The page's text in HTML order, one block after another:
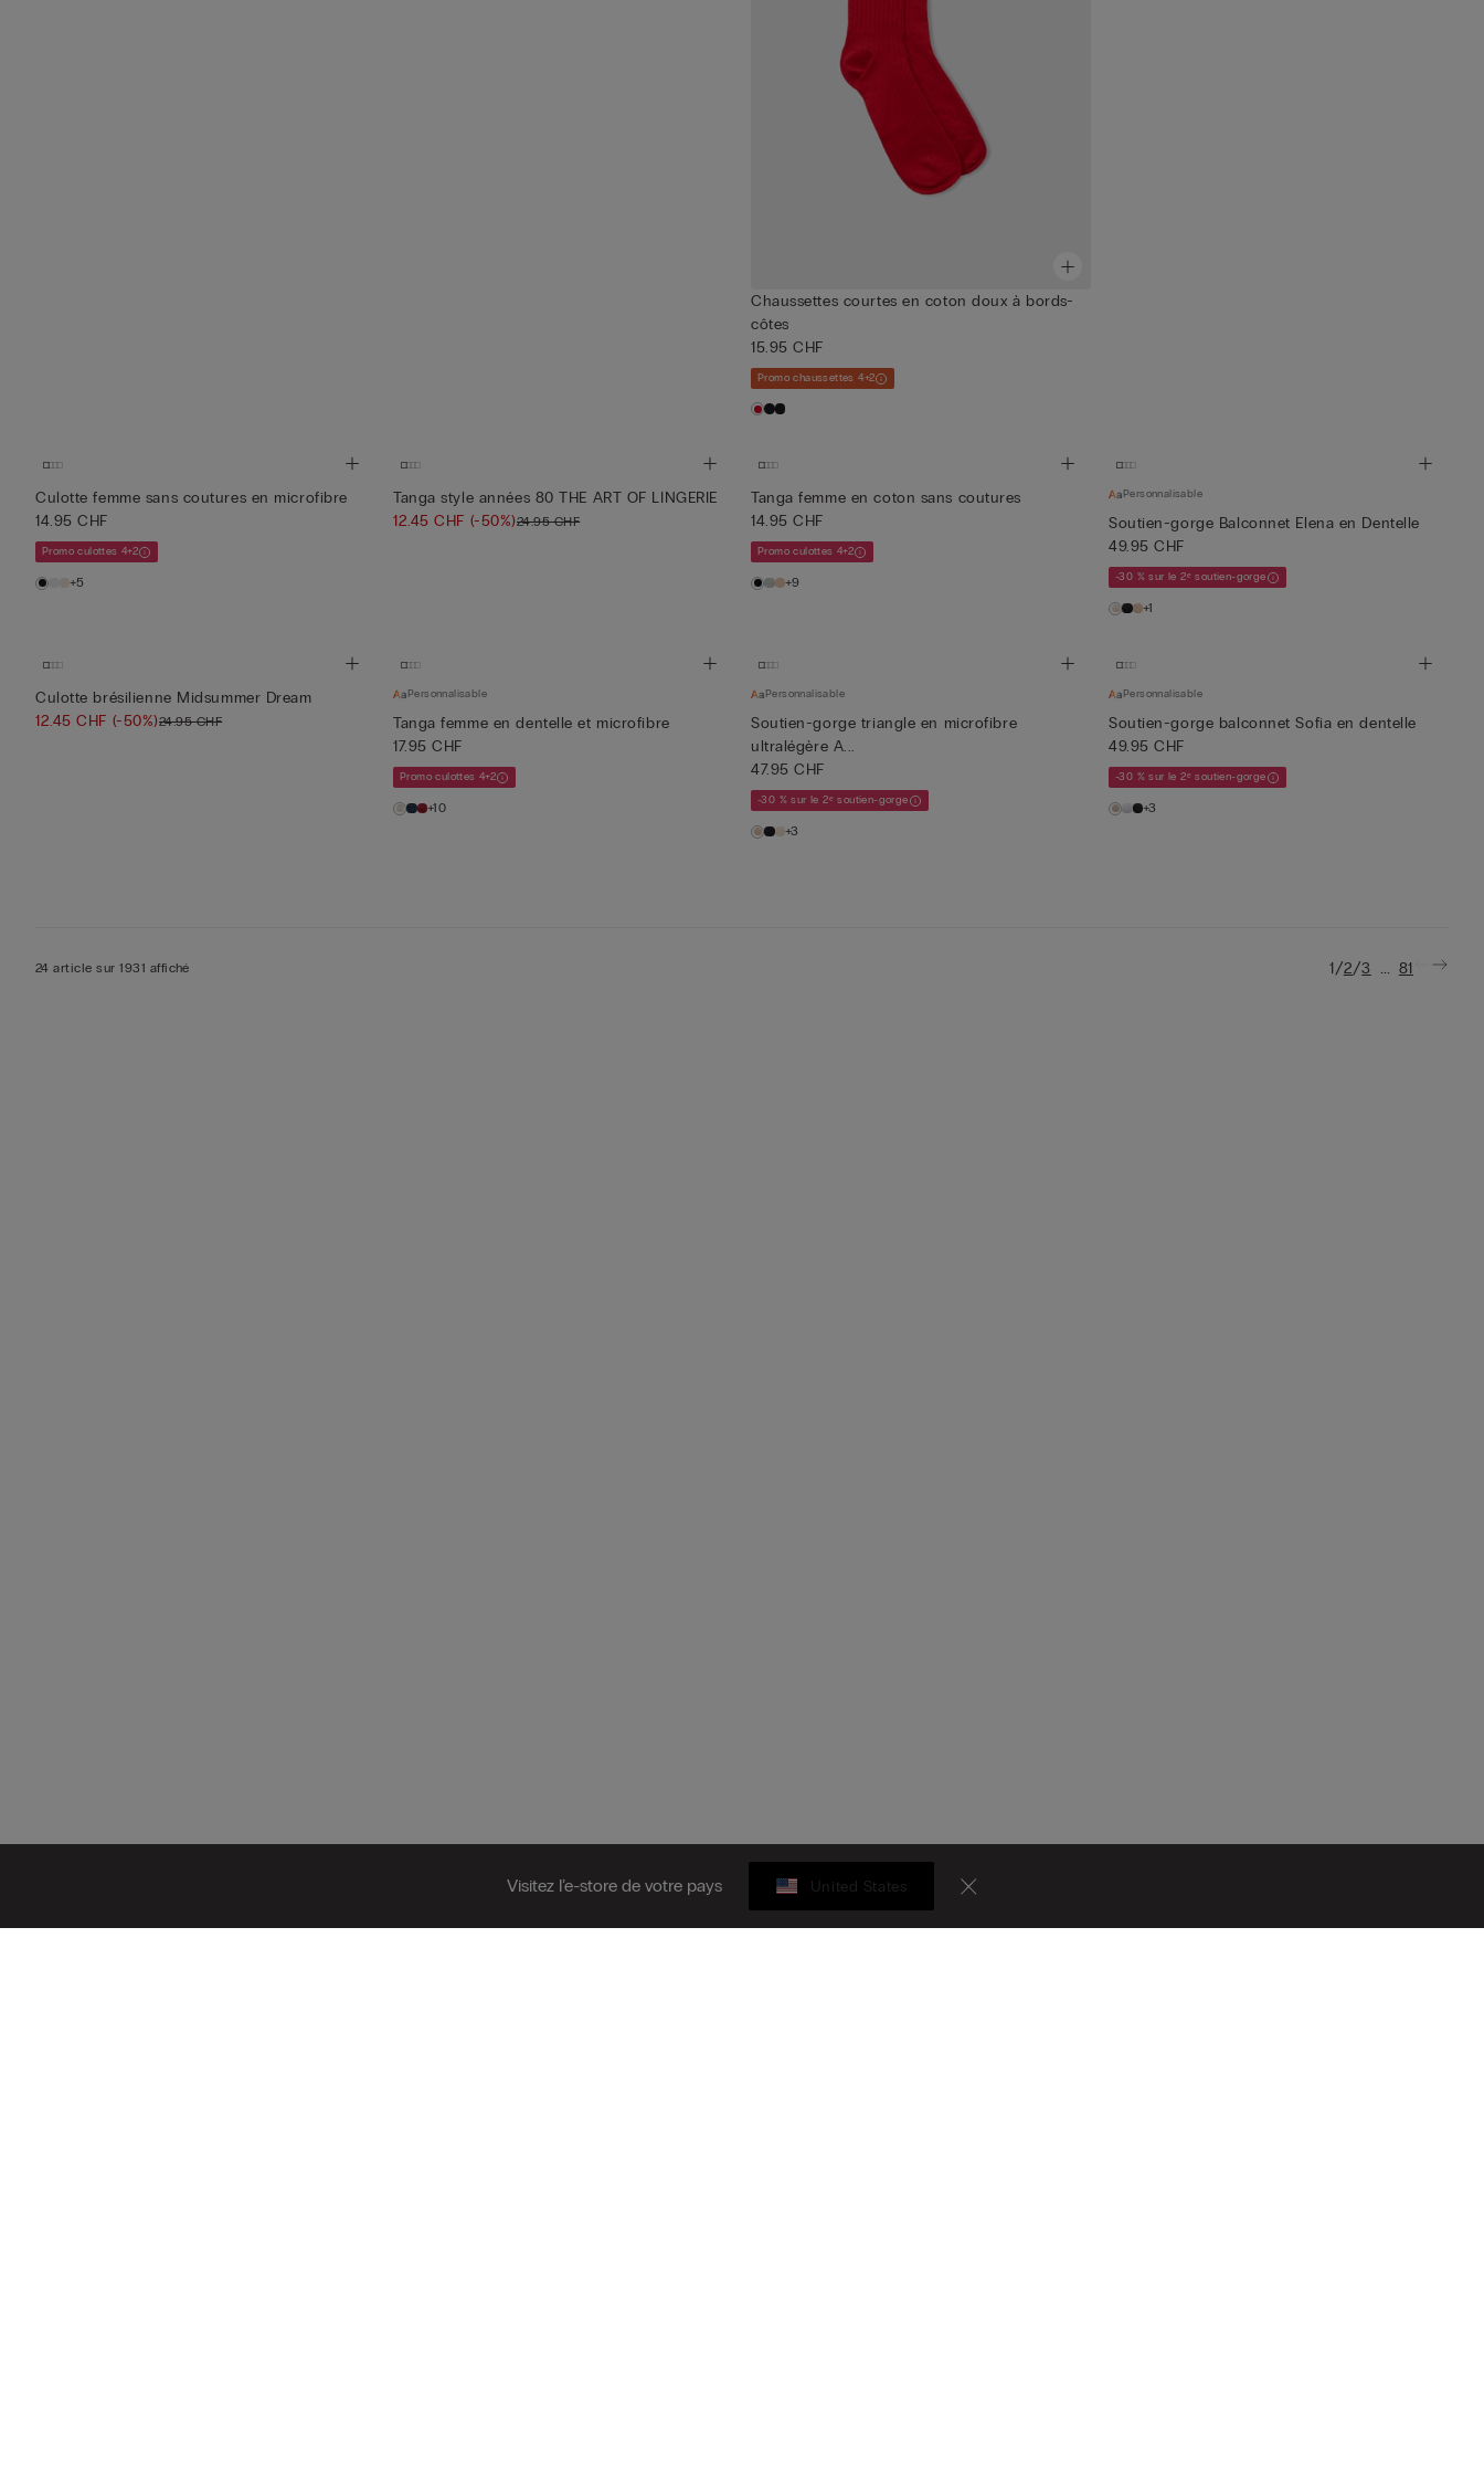
Chaussettes courtes en coton doux à bords-
côtes
15.95 CHF
Promo chaussettes 4+2
Culotte femme sans coutures en microfibre
14.95 CHF
Promo culottes 4+2
+5
Tanga style années 80 THE ART OF LINGERIE
12.45 CHF (-50%)24.95 CHF
Tanga femme en coton sans coutures
14.95 CHF
Promo culottes 4+2
+9
Personnalisable
Soutien-gorge Balconnet Elena en Dentelle
49.95 CHF
-30 % sur le 2ᵉ soutien-gorge
+1
Culotte brésilienne Midsummer Dream
12.45 CHF (-50%)24.95 CHF
Personnalisable
Tanga femme en dentelle et microfibre
17.95 CHF
Promo culottes 4+2
+10
Personnalisable
Soutien-gorge triangle en microfibre
ultralégère A...
47.95 CHF
-30 % sur le 2ᵉ soutien-gorge
+3
Personnalisable
Soutien-gorge balconnet Sofia en dentelle
49.95 CHF
-30 % sur le 2ᵉ soutien-gorge
+3
24 article sur 1931 affiché 1/2/3 ... 81
Visitez l’e-store de votre pays United States